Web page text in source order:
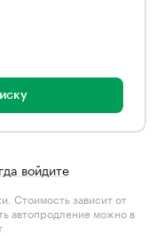
войдите
Стоимость зависит от
автопродление можно в